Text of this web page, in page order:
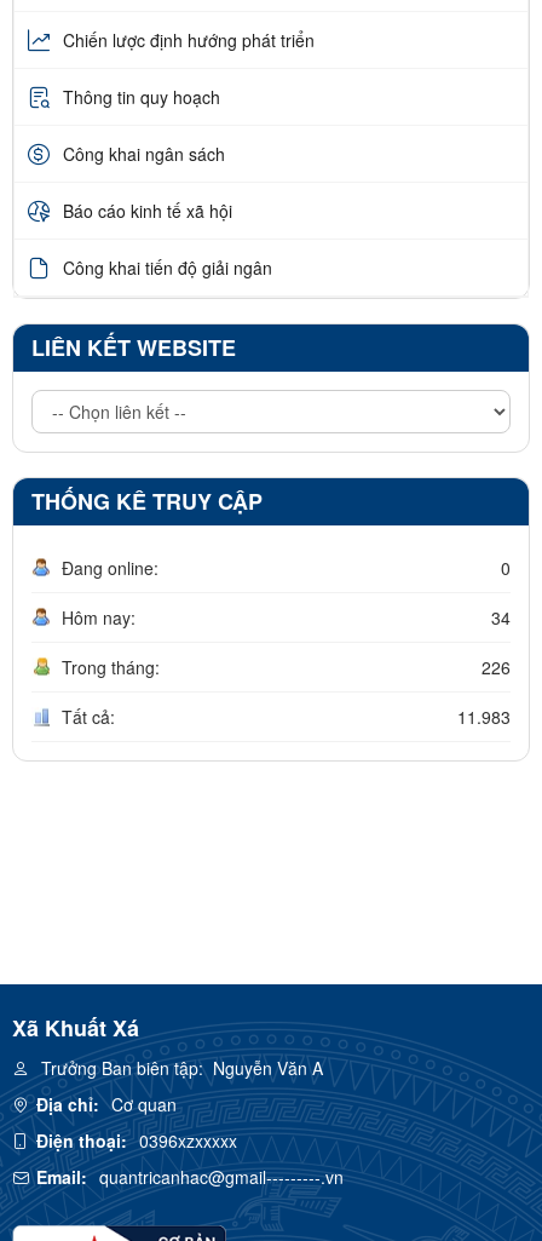
Chiến lược định hướng phát triển
Thông tin quy hoạch
Công khai ngân sách
Báo cáo kinh tế xã hội
Công khai tiến độ giải ngân
LIÊN KẾT WEBSITE
THỐNG KÊ TRUY CẬP
Đang online: 0
Hôm nay: 34
Trong tháng: 226
Tất cả: 11.983
Xã Khuất Xá
Trưởng Ban biên tập:Nguyễn Văn A
Địa chỉ: Cơ quan
Điện thoại: 0396xzxxxxx
Email: quantricanhac@gmail---------.vn